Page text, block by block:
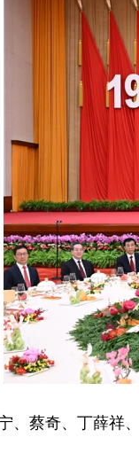
、蔡奇、丁薛祥